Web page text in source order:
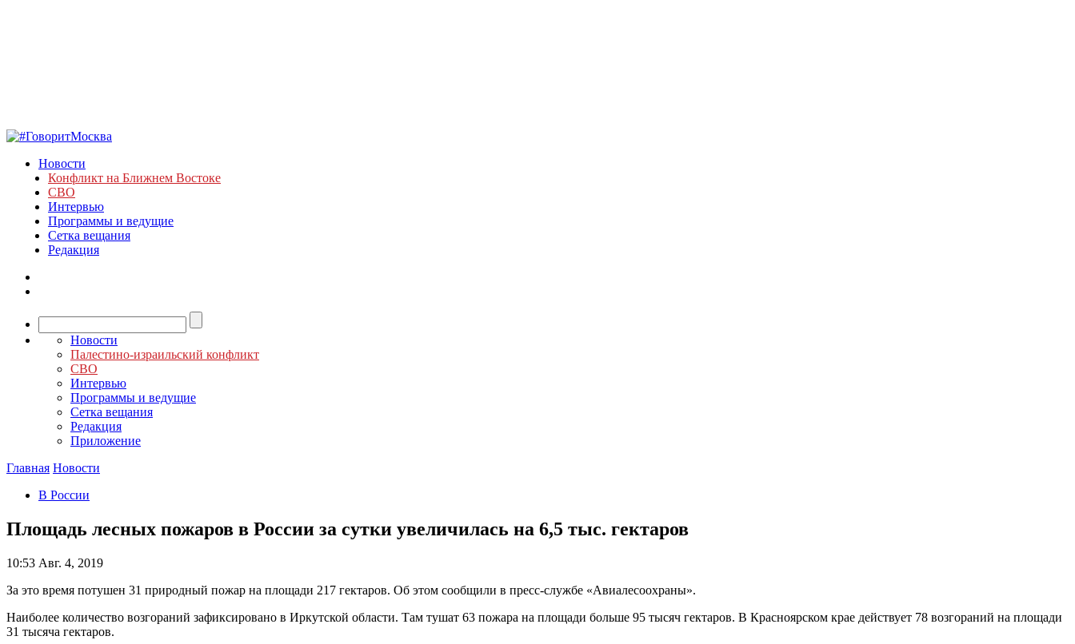
Новости
Конфликт на Ближнем Востоке
СВО
Интервью
Программы и ведущие
Сетка вещания
Редакция
Новости
Палестино-израильский конфликт
СВО
Интервью
Программы и ведущие
Сетка вещания
Редакция
Приложение
Главная Новости
В России
Площадь лесных пожаров в России за сутки увеличилась на 6,5 тыс. гектаров
10:53 Авг. 4, 2019
За это время потушен 31 природный пожар на площади 217 гектаров. Об этом сообщили в пресс-службе «Авиалесоохраны».
Наиболее количество возгораний зафиксировано в Иркутской области. Там тушат 63 пожара на площади больше 95 тысяч гектаров. В Красноярском крае действует 78 возгораний на площади
31 тысяча гектаров.